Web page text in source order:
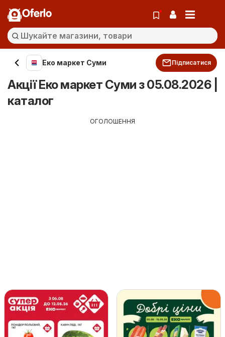
Oferlo
Еко маркет Суми Підписатися
Акції Еко маркет Суми з 05.08.2026 |
каталог
ОГОЛОШЕННЯ